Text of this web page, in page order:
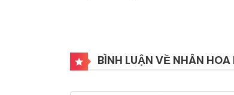
BÌNH LUẬN VỀ NHÂN